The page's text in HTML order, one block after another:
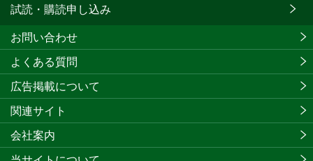
試読・購読申し込み
お問い合わせ
よくある質問
広告掲載について
関連サイト
会社案内